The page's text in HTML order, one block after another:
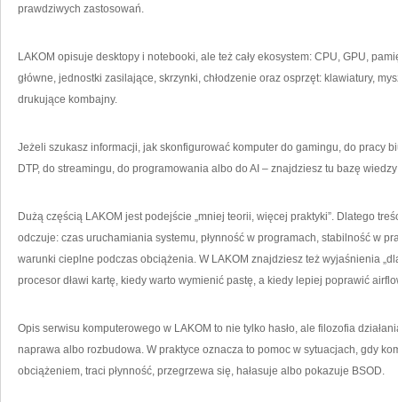
prawdziwych zastosowań.
LAKOM opisuje desktopy i notebooki, ale też cały ekosystem: CPU, GPU,
główne, jednostki zasilające, skrzynki, chłodzenie oraz osprzęt: klawiatury,
drukujące kombajny.
Jeżeli szukasz informacji, jak skonfigurować komputer do gamingu, do pracy
DTP, do streamingu, do programowania albo do AI – znajdziesz tu bazę
Dużą częścią LAKOM jest podejście „mniej teorii, więcej praktyki”. Dlatego
odczuje: czas uruchamiania systemu, płynność w programach, stabilność w
warunki cieplne podczas obciążenia. W LAKOM znajdziesz też wyjaśnienia
procesor dławi kartę, kiedy warto wymienić pastę, a kiedy lepiej poprawić
Opis serwisu komputerowego w LAKOM to nie tylko hasło, ale filozofia
naprawa albo rozbudowa. W praktyce oznacza to pomoc w sytuacjach, gdy
obciążeniem, traci płynność, przegrzewa się, hałasuje albo pokazuje BSOD.